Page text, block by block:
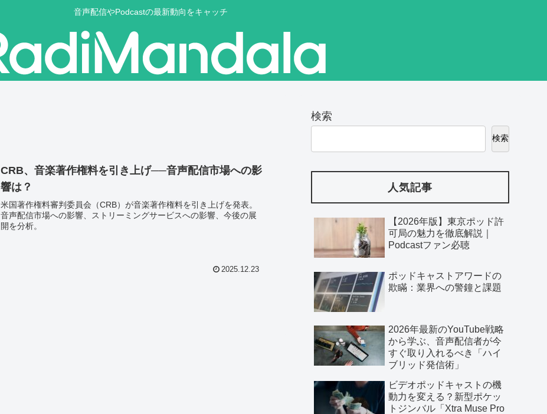
音声配信やPodcastの最新動向をキャッチ
CRB、音楽著作権料を引き上げ──音声配信市場への影
響は？
米国著作権料審判委員会（CRB）が音楽著作権料を引き上げを発表。
音声配信市場への影響、ストリーミングサービスへの影響、今後の展
開を分析。
2025.12.23
検索
検索
人気記事
【2026年版】東京ポッド許
可局の魅力を徹底解説｜
Podcastファン必聴
ポッドキャストアワードの
欺瞞：業界への警鐘と課題
2026年最新のYouTube戦略
から学ぶ、音声配信者が今
すぐ取り入れるべき「ハイ
ブリッド発信術」
ビデオポッドキャストの機
動力を変える？新型ポケッ
トジンバル「Xtra Muse Pro